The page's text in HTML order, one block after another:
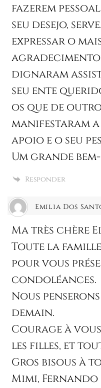
fazerem
seu desejo,
expressar o
dignaram
seu ente
os que de
manifestaram a
apoio e o seu
Um grande
Responder
Emilia Dos
Ma très chère
Toute la
pour vous
condoléances.
Nous
demain.
Courage à
les filles, et
Gros bisous à
Mimi,